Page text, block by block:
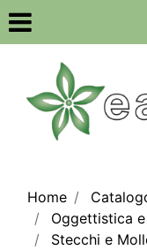
Open
Home
Oggettistica
Stecchi e